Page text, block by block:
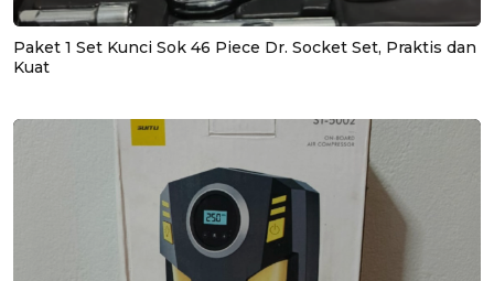
Paket 1 Set Kunci Sok 46 Piece Dr. Socket Set, Praktis dan
Kuat